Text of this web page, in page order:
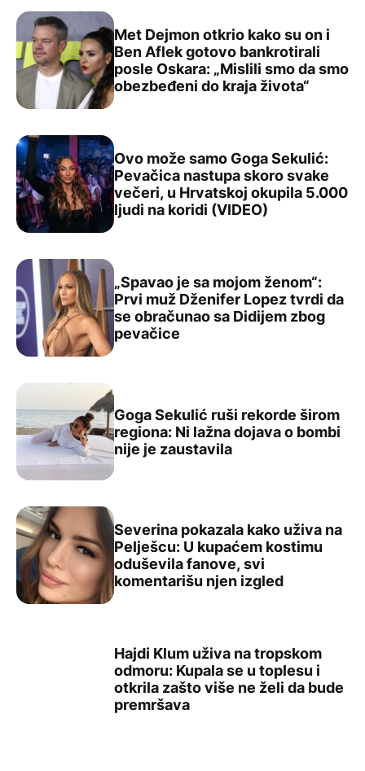
Met Dejmon otkrio kako su on i Ben Aflek gotovo
Met Dejmon otkrio kako su on i
Ben Aflek gotovo bankrotirali
posle Oskara: „Mislili smo da smo
obezbeđeni do kraja života“
Ovo može samo Goga Sekulić: Pevačica nastupa
Ovo može samo Goga Sekulić:
Pevačica nastupa skoro svake
večeri, u Hrvatskoj okupila 5.000
ljudi na koridi (VIDEO)
„Spavao je sa mojom ženom“: Prvi muž Dženifer
„Spavao je sa mojom ženom“:
Prvi muž Dženifer Lopez tvrdi da
se obračunao sa Didijem zbog
pevačice
Goga Sekulić ruši rekorde širom regiona: Ni lažna
Goga Sekulić ruši rekorde širom
regiona: Ni lažna dojava o bombi
nije je zaustavila
Severina pokazala kako uživa na Pelješcu: U
Severina pokazala kako uživa na
Pelješcu: U kupaćem kostimu
oduševila fanove, svi
komentarišu njen izgled
Hajdi Klum uživa na tropskom odmoru: Kupala se u
Hajdi Klum uživa na tropskom
odmoru: Kupala se u toplesu i
otkrila zašto više ne želi da bude
premršava